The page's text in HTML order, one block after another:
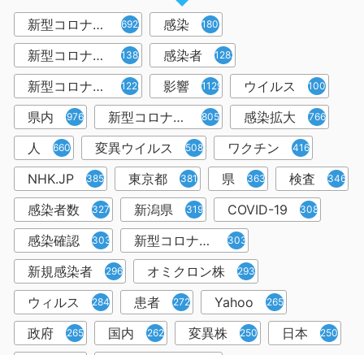
新型コロナウイルス 6921 感染 1809
新型コロナウィルス 1382 感染者 1283
新型コロナウイルス感染症 1226 影響 1129 ウイルス 1001
県内 976 新型コロナウイルス感染 805 感染拡大 766
人 660 変異ウイルス 508 ワクチン 416
NHK.JP 385 東京都 381 県 363 検査 346
感染者数 327 新潟県 319 COVID-19 308
感染確認 303 新型コロナウィルス感染症 303
新規感染者 296 オミクロン株 293
ウィルス 284 患者 272 Yahoo 265
政府 265 国内 262 変異株 250 日本 250